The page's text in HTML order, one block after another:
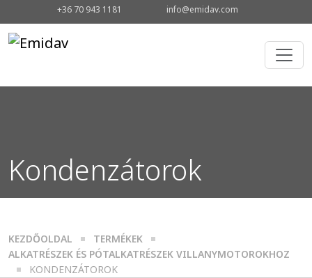
+36 70 943 1181 info@emidav.com
Kondenzátorok
KEZDŐOLDAL
TERMÉKEK
ALKATRÉSZEK ÉS PÓTALKATRÉSZEK VILLANYMOTOROKHOZ
KONDENZÁTOROK